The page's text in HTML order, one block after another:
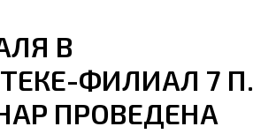
В
ФИЛИАЛ 7 П.
ПРОВЕДЕНА